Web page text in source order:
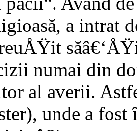
a intrat
numai din
al averii.
unde a